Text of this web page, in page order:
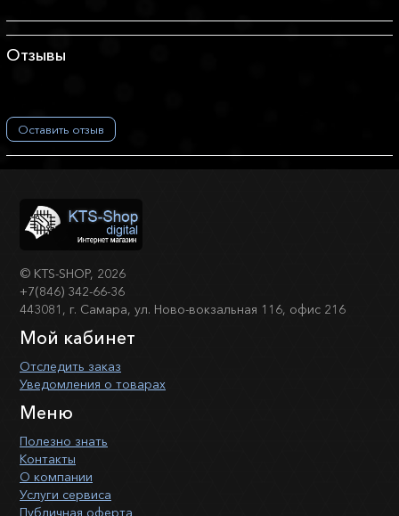
Отзывы
Оставить отзыв
© KTS-SHOP, 2026
+7(846) 342-66-36
443081, г. Самара, ул. Ново-вокзальная 116, офис 216
Мой кабинет
Отследить заказ
Уведомления о товарах
Меню
Полезно знать
Контакты
О компании
Услуги сервиса
Публичная оферта